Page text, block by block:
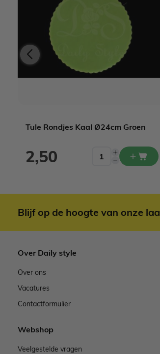
Tule Rondjes Kaal Ø24cm Groen
2,50
Blijf op de hoogte van onze
Over Daily style
Over ons
Vacatures
Contactformulier
Webshop
Veelgestelde vragen